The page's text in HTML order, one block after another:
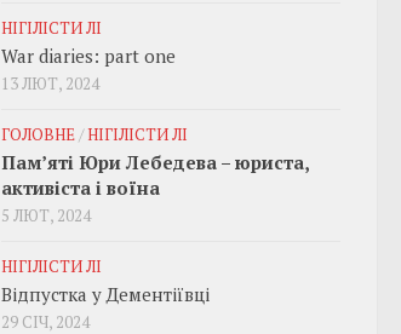
НІГІЛІСТИ ЛІ
War diaries: part one
13 ЛЮТ, 2024
ГОЛОВНЕ/НІГІЛІСТИ ЛІ
Пам’яті Юри Лебедева – юриста,
активіста і воїна
5 ЛЮТ, 2024
НІГІЛІСТИ ЛІ
Відпустка у Дементіївці
29 СІЧ, 2024